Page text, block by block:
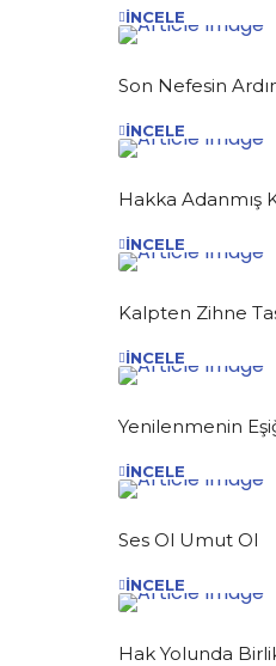
İNCELE
Son Nefesin
İNCELE
Hakka Adanmış
İNCELE
Kalpten Zihne
İNCELE
Yenilenmenin
İNCELE
Ses Ol Umut Ol
İNCELE
Hak Yolunda